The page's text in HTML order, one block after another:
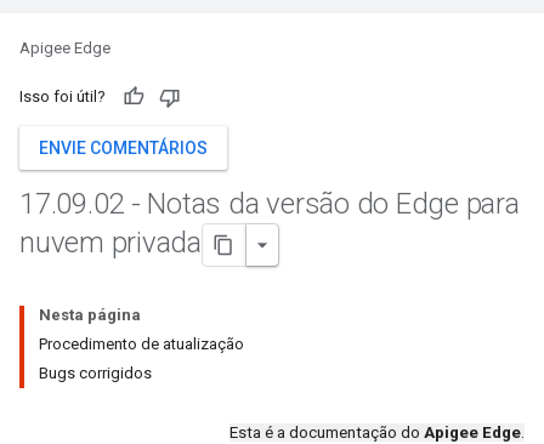
Apigee Edge
Isso foi útil?
ENVIE COMENTÁRIOS
17.09.02 - Notas da versão do Edge para
nuvem privada
Nesta página
Procedimento de atualização
Bugs corrigidos
Esta é a documentação do Apigee Edge.